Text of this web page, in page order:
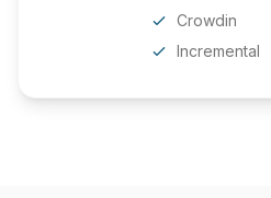
Crowdin
Incremental